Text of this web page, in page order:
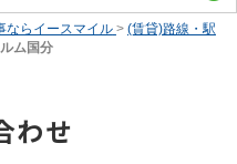
ならイースマイル > (賃貸)路線・駅
ム国分
わせ